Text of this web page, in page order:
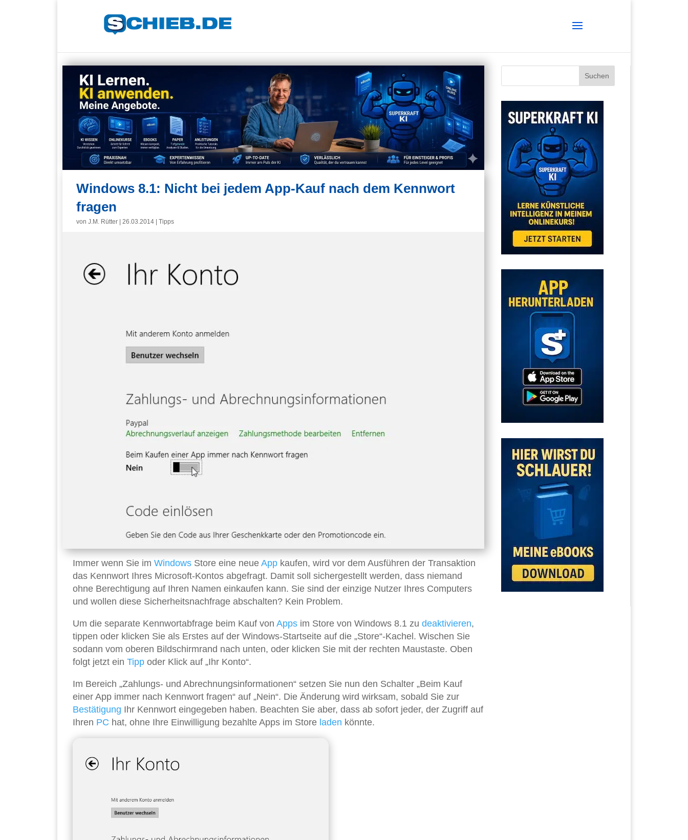
Windows 8.1: Nicht bei jedem App-Kauf nach dem Kennwort
fragen
von J.M. Rütter 26.03.2014 Tipps
Immer wenn Sie im Windows Store eine neue App kaufen, wird vor dem Ausführen der Transaktion
das Kennwort Ihres Microsoft-Kontos abgefragt. Damit soll sichergestellt werden, dass niemand
ohne Berechtigung auf Ihren Namen einkaufen kann. Sie sind der einzige Nutzer Ihres Computers
und wollen diese Sicherheitsnachfrage abschalten? Kein Problem.
Um die separate Kennwortabfrage beim Kauf von Apps im Store von Windows 8.1 zu deaktivieren,
tippen oder klicken Sie als Erstes auf der Windows-Startseite auf die „Store“-Kachel. Wischen Sie
sodann vom oberen Bildschirmrand nach unten, oder klicken Sie mit der rechten Maustaste. Oben
folgt jetzt ein Tipp oder Klick auf „Ihr Konto“.
Im Bereich „Zahlungs- und Abrechnungsinformationen“ setzen Sie nun den Schalter „Beim Kauf
einer App immer nach Kennwort fragen“ auf „Nein“. Die Änderung wird wirksam, sobald Sie zur
Bestätigung Ihr Kennwort eingegeben haben. Beachten Sie aber, dass ab sofort jeder, der Zugriff auf
Ihren PC hat, ohne Ihre Einwilligung bezahlte Apps im Store laden könnte.